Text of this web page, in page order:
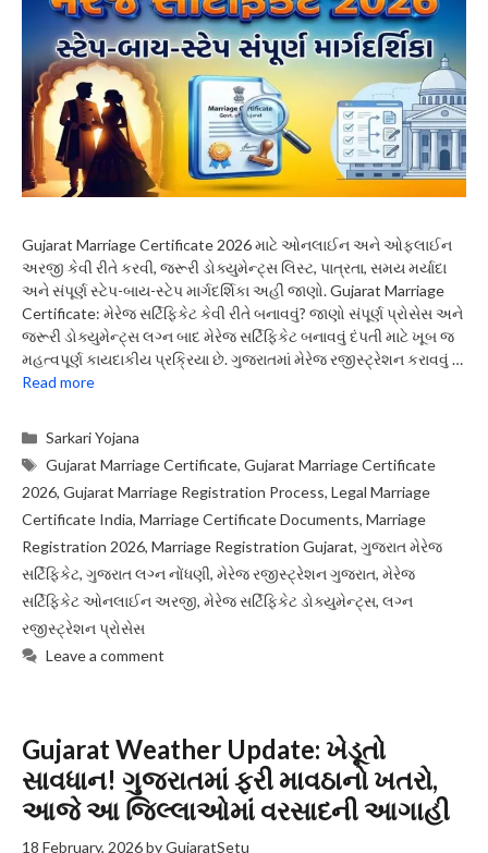
Gujarat Marriage Certificate 2026 માટે ઓનલાઈન અને ઓફલાઈન
અરજી કેવી રીતે કરવી, જરૂરી ડોક્યુમેન્ટ્સ લિસ્ટ, પાત્રતા, સમય મર્યાદા
અને સંપૂર્ણ સ્ટેપ-બાય-સ્ટેપ માર્ગદર્શિકા અહીં જાણો. Gujarat Marriage
Certificate: મેરેજ સર્ટિફિકેટ કેવી રીતે બનાવવું? જાણો સંપૂર્ણ પ્રોસેસ અને
જરૂરી ડોક્યુમેન્ટ્સ લગ્ન બાદ મેરેજ સર્ટિફિકેટ બનાવવું દંપતી માટે ખૂબ જ
મહત્વપૂર્ણ કાયદાકીય પ્રક્રિયા છે. ગુજરાતમાં મેરેજ રજીસ્ટ્રેશન કરાવવું …
Read more
Categories
Sarkari Yojana
Tags
Gujarat Marriage Certificate,Gujarat Marriage Certificate
2026, Gujarat Marriage Registration Process, Legal Marriage
Certificate India, Marriage Certificate Documents, Marriage
Registration 2026, Marriage Registration Gujarat, ગુજરાત મેરેજ
સર્ટિફિકેટ, ગુજરાત લગ્ન નોંધણી, મેરેજ રજીસ્ટ્રેશન ગુજરાત, મેરેજ
સર્ટિફિકેટ ઓનલાઈન અરજી, મેરેજ સર્ટિફિકેટ ડોક્યુમેન્ટ્સ, લગ્ન
રજીસ્ટ્રેશન પ્રોસેસ
Leave a comment
Gujarat Weather Update: ખેડૂતો
સાવધાન! ગુજરાતમાં ફરી માવઠાનો ખતરો,
આજે આ જિલ્લાઓમાં વરસાદની આગાહી
18 February, 2026byGujaratSetu